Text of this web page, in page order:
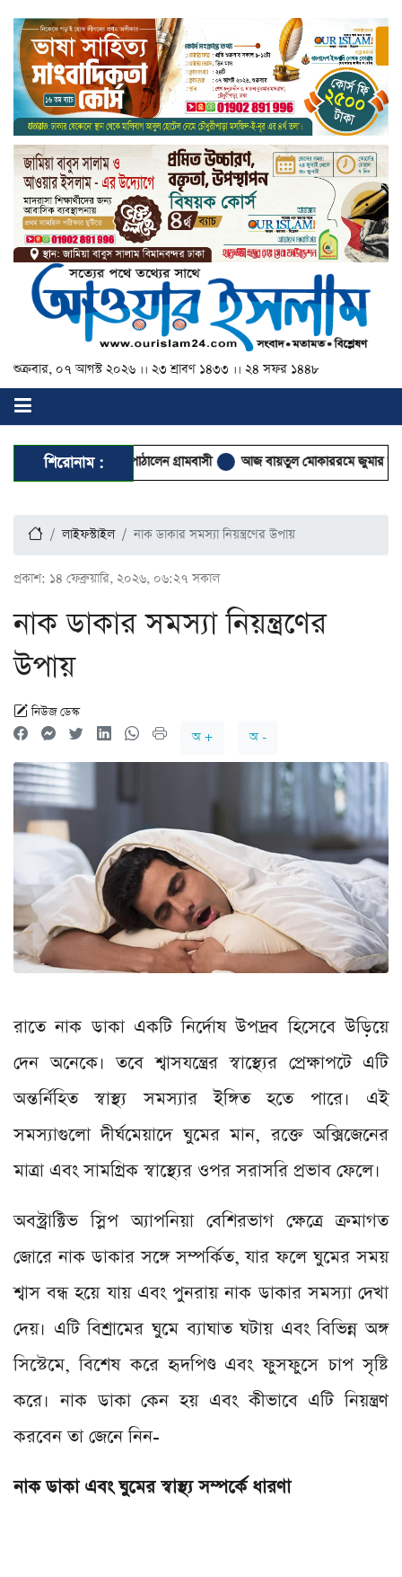
শুক্রবার, ০৭ আগস্ট ২০২৬ ।। ২৩ শ্রাবণ ১৪৩৩ ।। ২৪ সফর ১৪৪৮
শিরোনাম :
ওমরাহয় পাঠালেন গ্রামবাসী আজ বায়তুল মোকাররমে জুমার আগে বয়ান
লাইফস্টাইল নাক ডাকার সমস্যা নিয়ন্ত্রণের উপায়
প্রকাশ: ১৪ ফেব্রুয়ারি, ২০২৬, ০৬:২৭ সকাল
নাক ডাকার সমস্যা নিয়ন্ত্রণের
উপায়
নিউজ ডেস্ক
অ +
অ -
রাতে নাক ডাকা একটি নির্দোষ উপদ্রব হিসেবে উড়িয়ে
দেন অনেকে। তবে শ্বাসযন্ত্রের স্বাস্থ্যের প্রেক্ষাপটে এটি
অন্তর্নিহিত স্বাস্থ্য সমস্যার ইঙ্গিত হতে পারে। এই
সমস্যাগুলো দীর্ঘমেয়াদে ঘুমের মান, রক্তে অক্সিজেনের
মাত্রা এবং সামগ্রিক স্বাস্থ্যের ওপর সরাসরি প্রভাব ফেলে।
অবস্ট্রাক্টিভ স্লিপ অ্যাপনিয়া বেশিরভাগ ক্ষেত্রে ক্রমাগত
জোরে নাক ডাকার সঙ্গে সম্পর্কিত, যার ফলে ঘুমের সময়
শ্বাস বন্ধ হয়ে যায় এবং পুনরায় নাক ডাকার সমস্যা দেখা
দেয়। এটি বিশ্রামের ঘুমে ব্যাঘাত ঘটায় এবং বিভিন্ন অঙ্গ
সিস্টেমে, বিশেষ করে হৃদপিণ্ড এবং ফুসফুসে চাপ সৃষ্টি
করে। নাক ডাকা কেন হয় এবং কীভাবে এটি নিয়ন্ত্রণ
করবেন তা জেনে নিন-
নাক ডাকা এবং ঘুমের স্বাস্থ্য সম্পর্কে ধারণা